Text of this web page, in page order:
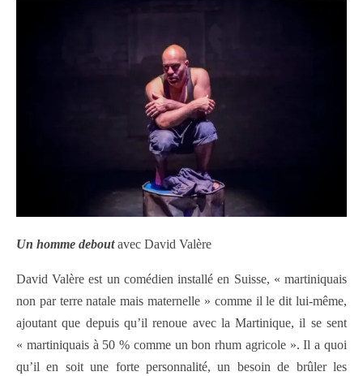
Un homme deboutavec David Valère
David Valère est un comédien installé en Suisse, « martiniquais
non par terre natale mais maternelle » comme il le dit lui-même,
ajoutant que depuis qu’il renoue avec la Martinique, il se sent
« martiniquais à 50 % comme un bon rhum agricole ». Il a quoi
qu’il en soit une forte personnalité, un besoin de brûler les